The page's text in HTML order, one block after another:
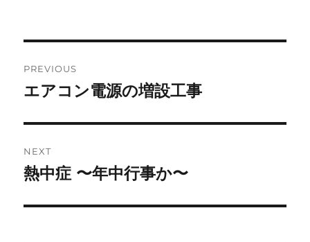
navigation
PREVIOUS
Previous
エアコン電源の増設工事
NEXT
Next
熱中症 〜年中行事か〜